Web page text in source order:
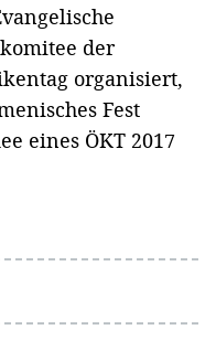
der
organisiert,
Fest
eines ÖKT 2017